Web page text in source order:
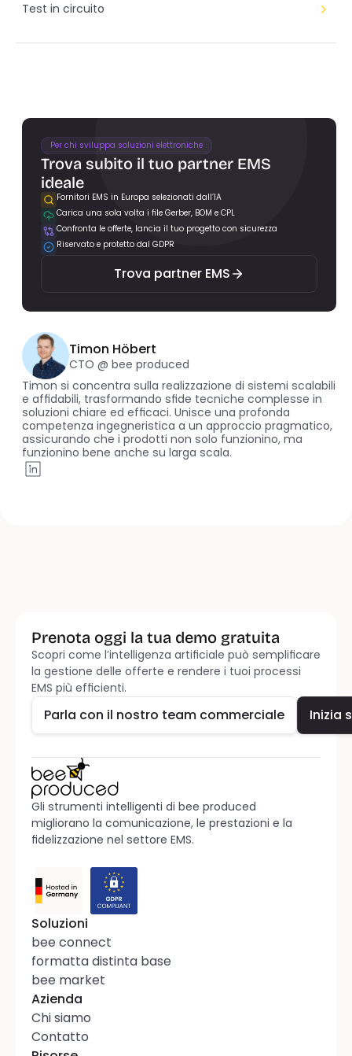
Test in circuito
Timon Höbert
CTO @ bee produced
Timon si concentra sulla realizzazione di sistemi scalabili
e affidabili, trasformando sfide tecniche complesse in
soluzioni chiare ed efficaci. Unisce una profonda
competenza ingegneristica a un approccio pragmatico,
assicurando che i prodotti non solo funzionino, ma
funzionino bene anche su larga scala.
Per chi sviluppa soluzioni elettroniche
Trova subito il tuo partner EMS
ideale
Fornitori EMS in Europa selezionati dall’IA
Carica una sola volta i file Gerber, BOM e CPL
Confronta le offerte, lancia il tuo progetto con sicurezza
Riservato e protetto dal GDPR
Trova partner EMS
Trova partner EMS
Prenota oggi la tua demo gratuita
Scopri come l’intelligenza artificiale può semplificare
la gestione delle offerte e rendere i tuoi processi
EMS più efficienti.
Parla con il nostro team commerciale
Parla con il nostro team commerciale Inizia
Gli strumenti intelligenti di bee produced
migliorano la comunicazione, le prestazioni e la
fidelizzazione nel settore EMS.
Soluzioni
bee connect
formatta distinta base
bee market
Azienda
Chi siamo
Contatto